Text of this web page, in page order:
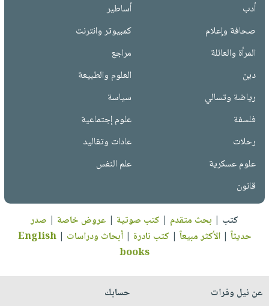
أدب
أساطير
صحافة وإعلام
كمبيوتر وانترنت
المرأة والعائلة
مراجع
دين
العلوم والطبيعة
رياضة وتسالي
سياسة
فلسفة
علوم إجتماعية
رحلات
عادات وتقاليد
علوم عسكرية
علم النفس
قانون
كتب | بحث متقدم | كتب صوتية | عروض خاصة | صدر
حديثاً |الأكثر مبيعاً | كتب نادرة |أبحاث ودراسات |
English
books
عن نيل وفرات
حسابك